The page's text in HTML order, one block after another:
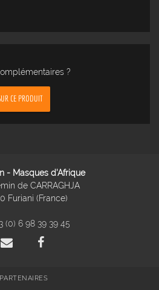
?
CE PRODUIT
- Masques d'Afrique
de CARRAGHJA
Furiani (France)
(0) 6 98 39 39 45
PARTENAIRES